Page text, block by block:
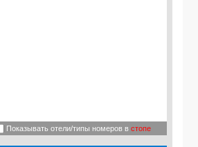
Показывать отели/типы номеров в стопе